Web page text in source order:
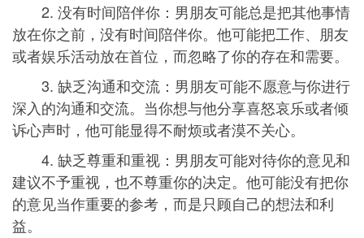
2. 没有时间陪伴你：男朋友可能总是把其他事情
放在你之前，没有时间陪伴你。他可能把工作、朋友
或者娱乐活动放在首位，而忽略了你的存在和需要。
3. 缺乏沟通和交流：男朋友可能不愿意与你进行
深入的沟通和交流。当你想与他分享喜怒哀乐或者倾
诉心声时，他可能显得不耐烦或者漠不关心。
4. 缺乏尊重和重视：男朋友可能对待你的意见和
建议不予重视，也不尊重你的决定。他可能没有把你
的意见当作重要的参考，而是只顾自己的想法和利
益。